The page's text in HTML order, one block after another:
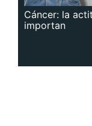
Cáncer: la
importan